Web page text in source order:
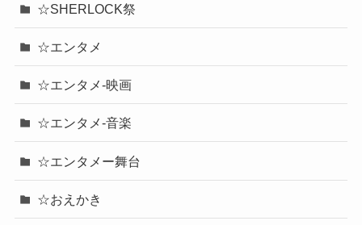
☆SHERLOCK祭
☆エンタメ
☆エンタメ-映画
☆エンタメ-音楽
☆エンタメー舞台
☆おえかき